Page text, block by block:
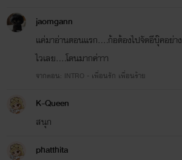
jaomgann
แค่มาอ่านตอนแรก....ก้อต้องไปจัดอีบุ๊คอย่าง
ไวเลย....โดนมากค่าาา
จากตอน: INTRO - เพื่อนรัก เพื่อนร้าย
K-Queen
สนุก
phatthita